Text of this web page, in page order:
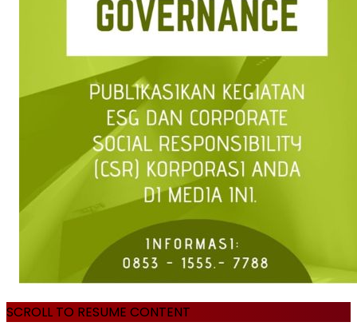
SCROLL TO RESUME CONTENT